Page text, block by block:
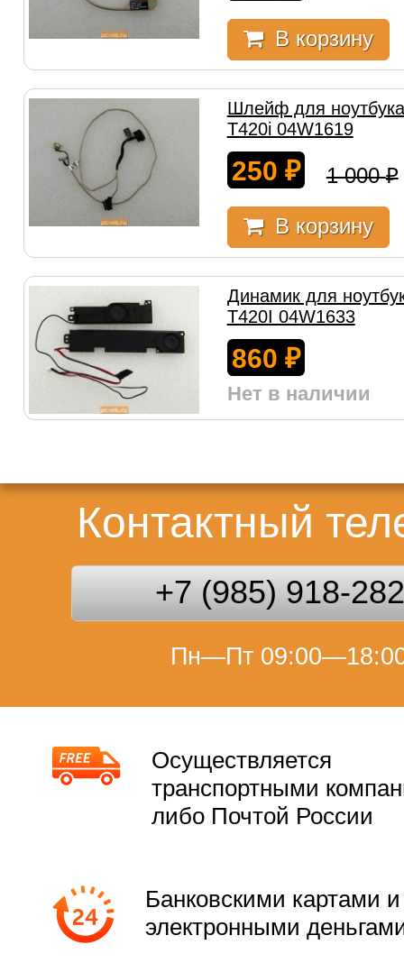
В корзину
Шлейф для
T420i 04W1619
250 ₽ 1 000₽
В корзину
Динамик для
T420I 04W1633
860 ₽
Нет в наличии
Контактный
+7 (985) 918-
Пн—Пт
Осуществляется
транспортными
либо Почтой России
Банковскими картами и
электронными